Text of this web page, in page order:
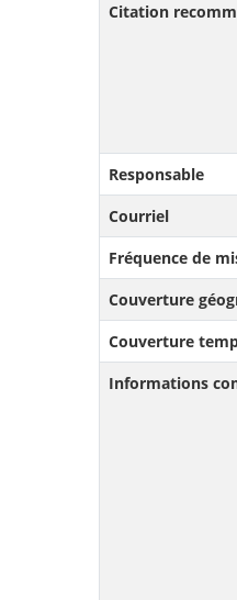
Citation
Responsable
Courriel
Fréquence de
Couverture
Couverture
Informations